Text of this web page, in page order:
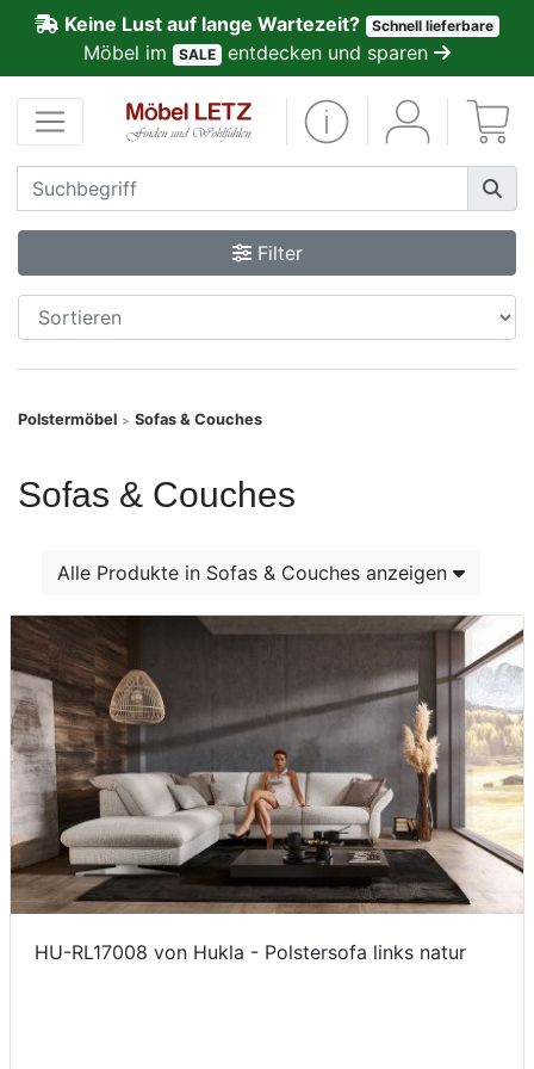
Keine Lust auf lange Wartezeit? Schnell lieferbare
Möbel im SALE entdecken und sparen
Filter
Polstermöbel > Sofas & Couches
Sofas & Couches
Alle Produkte in Sofas & Couches anzeigen
HU-RL17008 von Hukla - Polstersofa links natur
Kundenmeinungen
Anmelden
PREMIUM
Schnell
lieferbar
SALE
Möbel-
Finanzierung
Markenwelt
Letz-
Deals